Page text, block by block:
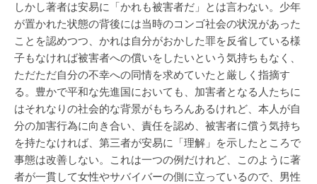
しかし著者は安易に「かれも被害者だ」とは言わない。少年
が置かれた状態の背後には当時のコンゴ社会の状況があった
ことを認めつつ、かれは自分がおかした罪を反省している様
子もなければ被害者への償いをしたいという気持ちもなく、
ただただ自分の不幸への同情を求めていたと厳しく指摘す
る。豊かで平和な先進国においても、加害者となる人たちに
はそれなりの社会的な背景がもちろんあるけれど、本人が自
分の加害行為に向き合い、責任を認め、被害者に償う気持ち
を持たなければ、第三者が安易に「理解」を示したところで
事態は改善しない。これは一つの例だけれど、このように著
者が一貫して女性やサバイバーの側に立っているので、男性